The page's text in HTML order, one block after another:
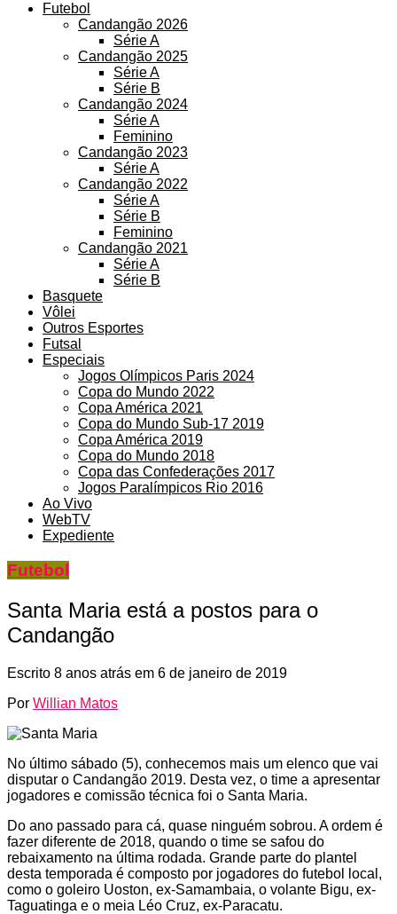
Futebol
Candangão 2026
Série A
Candangão 2025
Série A
Série B
Candangão 2024
Série A
Feminino
Candangão 2023
Série A
Candangão 2022
Série A
Série B
Feminino
Candangão 2021
Série A
Série B
Basquete
Vôlei
Outros Esportes
Futsal
Especiais
Jogos Olímpicos Paris 2024
Copa do Mundo 2022
Copa América 2021
Copa do Mundo Sub-17 2019
Copa América 2019
Copa do Mundo 2018
Copa das Confederações 2017
Jogos Paralímpicos Rio 2016
Ao Vivo
WebTV
Expediente
Futebol
Santa Maria está a postos para o
Candangão
Escrito 8 anos atrás em 6 de janeiro de 2019
Por Willian Matos
No último sábado (5), conhecemos mais um elenco que vai
disputar o Candangão 2019. Desta vez, o time a apresentar
jogadores e comissão técnica foi o Santa Maria.
Do ano passado para cá, quase ninguém sobrou. A ordem é
fazer diferente de 2018, quando o time se safou do
rebaixamento na última rodada. Grande parte do plantel
desta temporada é composto por jogadores do futebol local,
como o goleiro Uoston, ex-Samambaia, o volante Bigu, ex-
Taguatinga e o meia Léo Cruz, ex-Paracatu.